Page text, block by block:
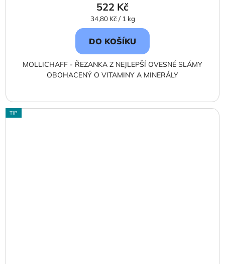
522 Kč
Měrná
cena:
34,80 Kč / 1 kg
DO KOŠÍKU
MOLLICHAFF - ŘEZANKA Z NEJLEPŠÍ OVESNÉ SLÁMY
OBOHACENÝ O VITAMINY A MINERÁLY
TIP